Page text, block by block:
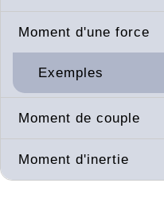
Moment d'une force
Exemples
Moment de couple
Moment d'inertie